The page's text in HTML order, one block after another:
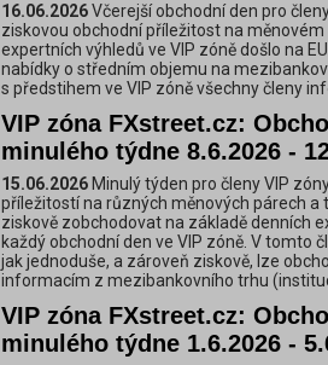
16.06.2026Včerejší obchodní den pro
ziskovou obchodní příležitost na měnovém
expertních výhledů ve VIP zóně došlo na
nabídky o středním objemu na
s předstihem ve VIP zóně všechny členy
VIP zóna FXstreet.cz:
minulého týdne 8.6.2026 -
15.06.2026 Minulý týden pro členy VIP
příležitostí na různých měnových párech a
ziskově zobchodovat na základě denních
každý obchodní den ve VIP zóně. V tomto
jak jednoduše, a zároveň ziskově, lze
informacím z mezibankovního trhu
VIP zóna FXstreet.cz:
minulého týdne 1.6.2026 -